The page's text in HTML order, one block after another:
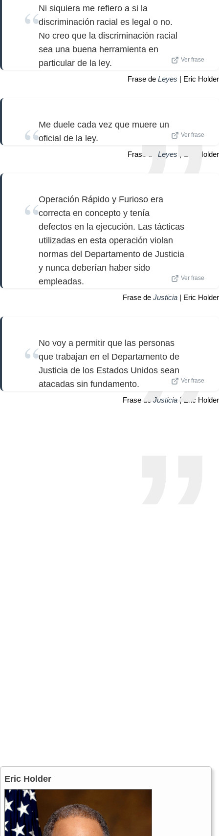
Ni siquiera me refiero a si la
discriminación racial es legal o no.
No creo que la discriminación racial
sea una buena herramienta en
particular de la ley.
Ver frase
Frase de Leyes | Eric Holder
Me duele cada vez que muere un
oficial de la ley.
Ver frase
Frase de Leyes | Eric Holder
Operación Rápido y Furioso era
correcta en concepto y tenía
defectos en la ejecución. Las tácticas
utilizadas en esta operación violan
normas del Departamento de Justicia
y nunca deberían haber sido
empleadas.
Ver frase
Frase de Justicia | Eric Holder
No voy a permitir que las personas
que trabajan en el Departamento de
Justicia de los Estados Unidos sean
atacadas sin fundamento.
Ver frase
Frase de Justicia | Eric Holder
Eric Holder